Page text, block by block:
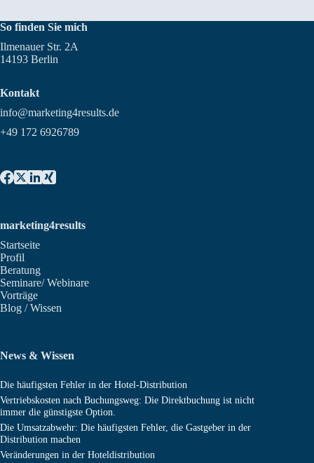
So finden Sie mich
Ilmenauer Str. 2A
14193 Berlin
Kontakt
info@marketing4results.de
+49 172 6926789
marketing4results
Startseite
Profil
Beratung
Seminare/ Webinare
Vorträge
Blog / Wissen
News & Wissen
Die häufigsten Fehler in der Hotel-Distribution
Vertriebskosten nach Buchungsweg: Die Direktbuchung ist nicht
immer die günstigste Option.
Die Umsatzabwehr: Die häufigsten Fehler, die Gastgeber in der
Distribution machen
Veränderungen in der Hoteldistribution